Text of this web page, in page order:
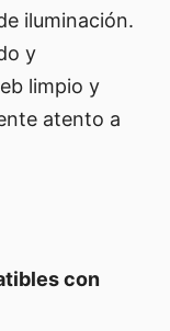
iluminación.
y
limpio y
atento a
con